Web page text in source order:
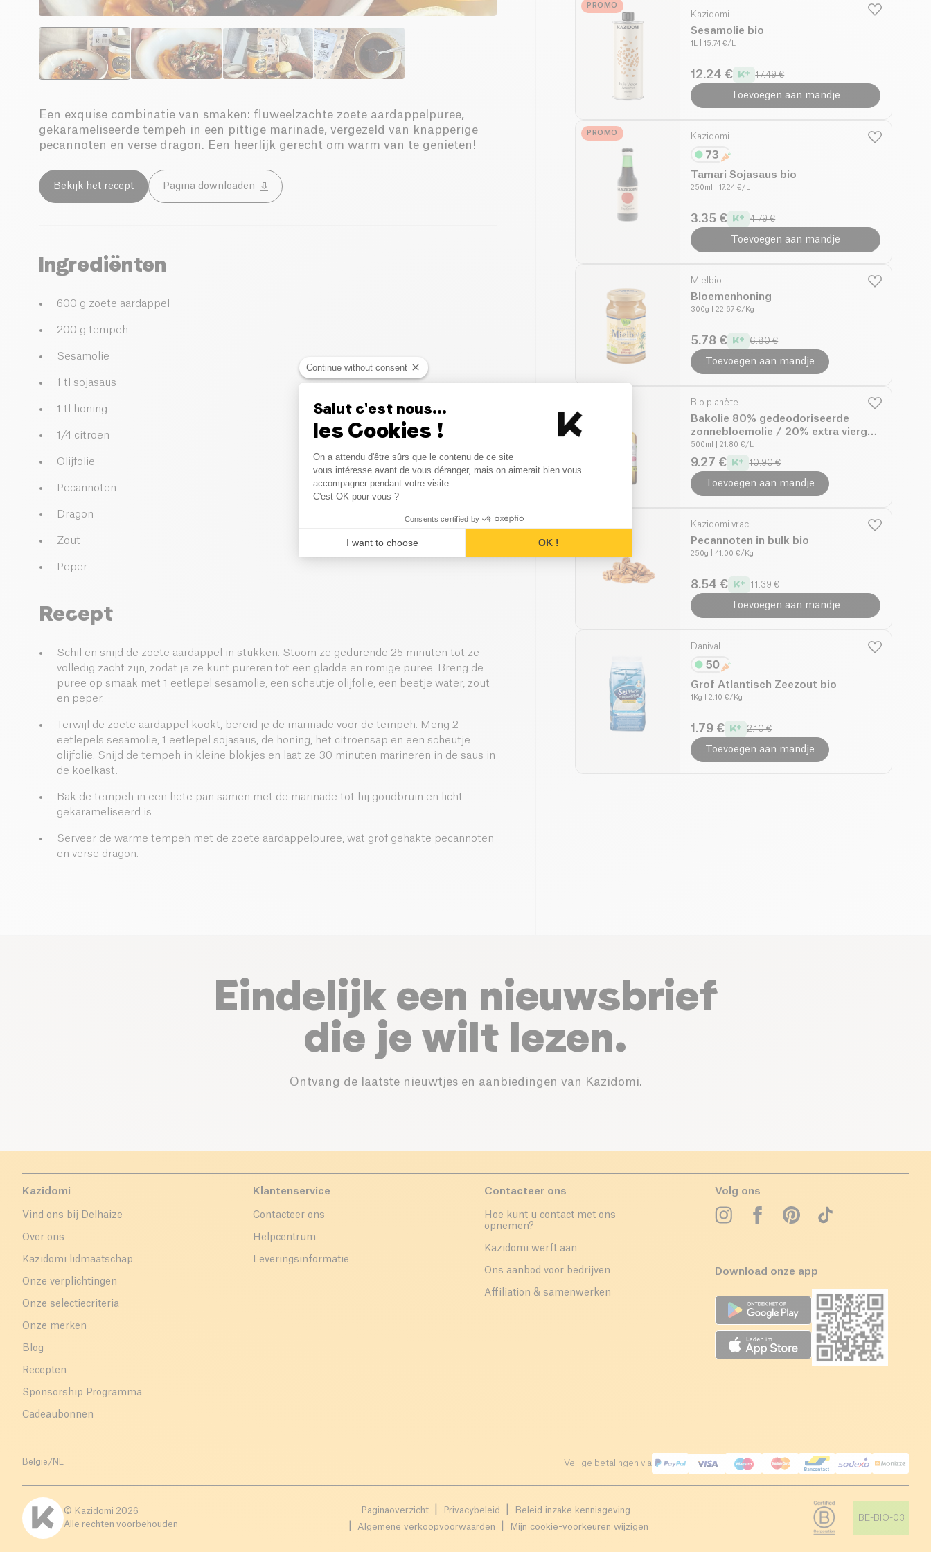
Een exquise combinatie van smaken: fluweelzachte zoete aardappelpuree,
gekarameliseerde tempeh in een pittige marinade, vergezeld van knapperige
pecannoten en verse dragon. Een heerlijk gerecht om warm van te genieten!
Bekijk het recept Pagina downloaden
Ingrediënten
600 g zoete aardappel
200 g tempeh
Sesamolie
1 tl sojasaus
1 tl honing
1/4 citroen
Olijfolie
Pecannoten
Dragon
Zout
Peper
Recept
Schil en snijd de zoete aardappel in stukken. Stoom ze gedurende 25 minuten tot ze
volledig zacht zijn, zodat je ze kunt pureren tot een gladde en romige puree. Breng de
puree op smaak met 1 eetlepel sesamolie, een scheutje olijfolie, een beetje water, zout
en peper.
Terwijl de zoete aardappel kookt, bereid je de marinade voor de tempeh. Meng 2
eetlepels sesamolie, 1 eetlepel sojasaus, de honing, het citroensap en een scheutje
olijfolie. Snijd de tempeh in kleine blokjes en laat ze 30 minuten marineren in de saus in
de koelkast.
Bak de tempeh in een hete pan samen met de marinade tot hij goudbruin en licht
gekarameliseerd is.
Serveer de warme tempeh met de zoete aardappelpuree, wat grof gehakte pecannoten
en verse dragon.
PROMO
Kazidomi
Sesamolie bio
1L | 15.74 €/L
12.24 € 17.49 €
Toevoegen aan mandje
PROMO Kazidomi
Tamari Sojasaus bio
250ml | 17.24 €/L
3.35 € 4.79 €
Toevoegen aan mandje
Mielbio
Bloemenhoning
300g | 22.67 €/Kg
5.78 € 6.80 €
Toevoegen aan mandje
Bio planète
Bakolie 80% gedeodoriseerde
zonnebloemolie / 20% extra vierge
olijfolie bio
500ml | 21.80 €/L
9.27 € 10.90 €
Toevoegen aan mandje
Kazidomi vrac
Pecannoten in bulk bio
250g | 41.00 €/Kg
8.54 € 11.39 €
Toevoegen aan mandje
Danival
Grof Atlantisch Zeezout bio
1Kg | 2.10 €/Kg
1.79 € 2.10 €
Toevoegen aan mandje
Eindelijk een nieuwsbrief
die je wilt lezen.
Ontvang de laatste nieuwtjes en aanbiedingen van Kazidomi.
Kazidomi
Vind ons bij Delhaize
Over ons
Kazidomi lidmaatschap
Onze verplichtingen
Onze selectiecriteria
Onze merken
Blog
Recepten
Sponsorship Programma
Cadeaubonnen
Klantenservice
Contacteer ons
Helpcentrum
Leveringsinformatie
Contacteer ons
Hoe kunt u contact met ons
opnemen?
Kazidomi werft aan
Ons aanbod voor bedrijven
Affiliation & samenwerken
Volg ons
Download onze app
België /NL Veilige betalingen via
© Kazidomi 2026
Alle rechten voorbehouden
Paginaoverzicht Privacybeleid
Beleid inzake kennisgeving
Algemene verkoopvoorwaarden
Mijn cookie-voorkeuren wijzigen
BE-BIO-03
Continue without consent
Salut c'est nous...
les Cookies !
Consent Management Platform: Personalize Your Options
On a attendu d'être sûrs que le contenu de ce site
vous intéresse avant de vous déranger, mais on aimerait bien vous
accompagner pendant votre visite...
C'est OK pour vous ?
Consents certified by
I want to choose OK !
Axeptio consent